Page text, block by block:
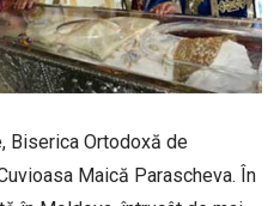
Biserica Or­todoxă de
Maică Parascheva. În